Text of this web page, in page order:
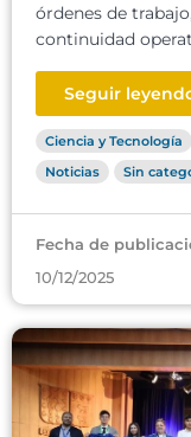
órdenes de
continuidad
Seguir
Ciencia y Tecnología
Noticias
Sin
Fecha de
10/12/2025